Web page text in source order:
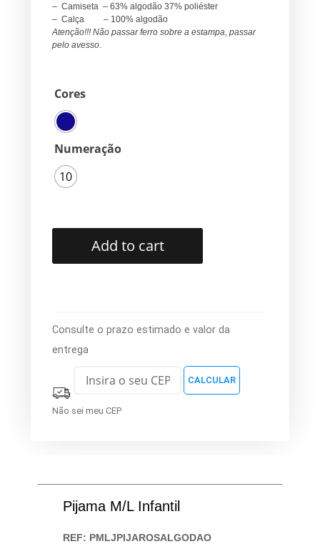
– Camiseta – 63% algodão 37% poliéster
– Calça – 100% algodão
Atenção!!! Não passar ferro sobre a estampa, passar
pelo avesso.
Cores
Numeração
10
Add to cart
Consulte o prazo estimado e valor da
entrega
Não sei meu CEP
Pijama M/L Infantil
REF: PMLJPIJAROSALGODAO